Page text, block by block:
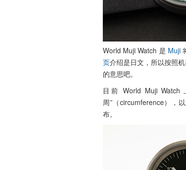
World Muji Watch 是 Muji
页介绍是日文，所以按照
的意思吧。
目前 World Muji
周”（circumference），
布。